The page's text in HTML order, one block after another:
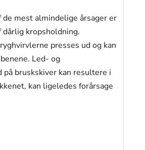
mest almindelige årsager er
kropsholdning.
presses ud og kan
Led- og
bruskskiver kan resultere i
kan ligeledes forårsage